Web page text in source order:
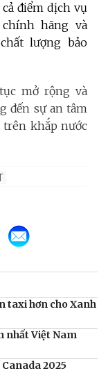
cả điểm dịch vụ
hãng và
lượng bảo
mở rộng và
đến sự an tâm
trên khắp nước
taxi hơn cho Xanh
nhất Việt Nam
2025